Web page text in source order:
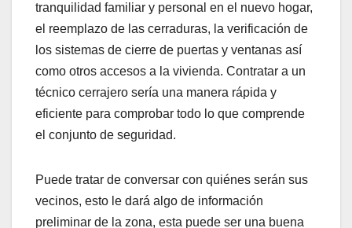
tranquilidad familiar y personal en el nuevo hogar,
el reemplazo de las cerraduras, la verificación de
los sistemas de cierre de puertas y ventanas así
como otros accesos a la vivienda. Contratar a un
técnico cerrajero sería una manera rápida y
eficiente para comprobar todo lo que comprende
el conjunto de seguridad.
Puede tratar de conversar con quiénes serán sus
vecinos, esto le dará algo de información
preliminar de la zona, esta puede ser una buena